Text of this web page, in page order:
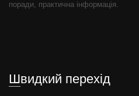
поради, практична інформація.
Швидкий перехід